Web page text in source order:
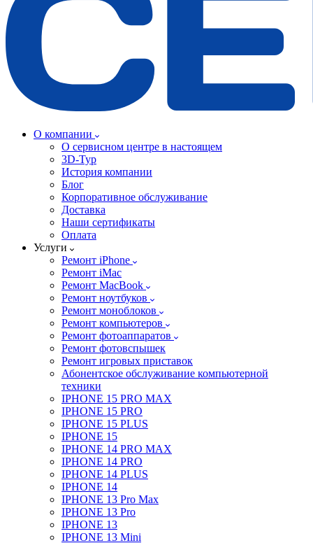
О компании
О сервисном центре в настоящем
3D-Тур
История компании
Блог
Корпоративное обслуживание
Доставка
Наши сертификаты
Оплата
Услуги
Ремонт iPhone
Ремонт iMac
Ремонт MacBook
Ремонт ноутбуков
Ремонт моноблоков
Ремонт компьютеров
Ремонт фотоаппаратов
Ремонт фотовспышек
Ремонт игровых приставок
Абонентское обслуживание компьютерной
техники
IPHONE 15 PRO MAX
IPHONE 15 PRO
IPHONE 15 PLUS
IPHONE 15
IPHONE 14 PRO MAX
IPHONE 14 PRO
IPHONE 14 PLUS
IPHONE 14
IPHONE 13 Pro Max
IPHONE 13 Pro
IPHONE 13
IPHONE 13 Mini